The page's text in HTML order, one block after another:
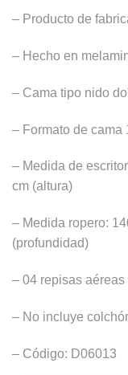
– Producto de
– Hecho en
– Cama tipo nido
– Formato de cama
– Medida de
cm (altura)
– Medida ropero:
(profundidad)
– 04 repisas aéreas
– No incluye
– Código: D06013